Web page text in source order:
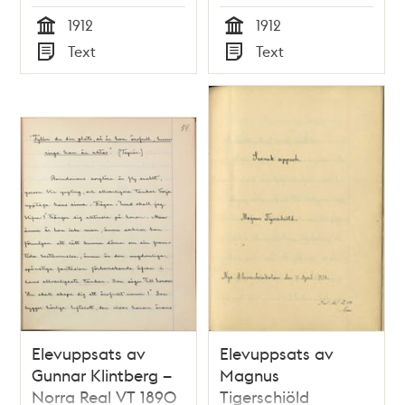
Åhlinska skolan VT
1912
Tid
1912
Typ
Text
idrottsliv" - Nya
Elementarskolan VT
1912
Tid
1912
Typ
Text
Elevuppsats av
Gunnar Klintberg –
Norra Real VT 1890
Elevuppsats av
Magnus
Tigerschiöld